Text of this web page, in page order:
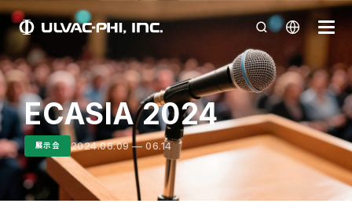
ECASIA 2024
展示会 2024.06.09 — 06.14